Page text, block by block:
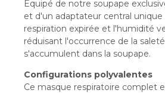
Équipé de notre soupape
et d'un adaptateur central unique
respiration expirée et l'humidité
réduisant l'occurrence de la
s'accumulent dans la soupape.
Configurations polyvalentes
Ce masque respiratoire complet